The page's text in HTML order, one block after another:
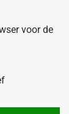
voor de